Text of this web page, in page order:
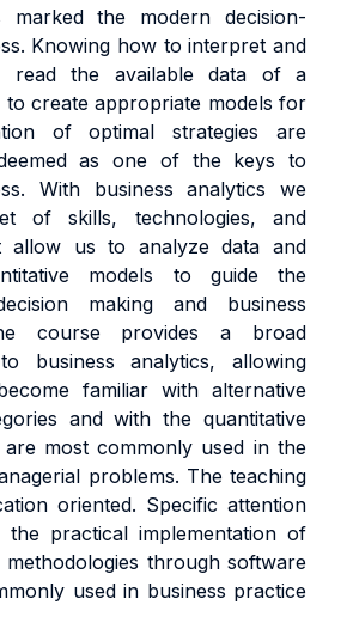
marked the modern decision-
Knowing how to interpret and
read the available data of a
to create appropriate models for
of optimal strategies are
as one of the keys to
With business analytics we
of skills, technologies, and
allow us to analyze data and
models to guide the
making and business
course provides a broad
business analytics, allowing
familiar with alternative
and with the quantitative
are most commonly used in the
problems. The teaching
oriented. Specific attention
the practical implementation of
through software
used in business practice